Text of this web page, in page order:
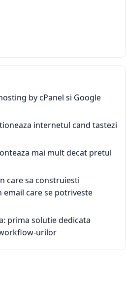
by cPanel si Google
internetul cand tastezi
mai mult decat pretul
care sa construiesti
email care se potriveste
prima solutie dedicata
urilor